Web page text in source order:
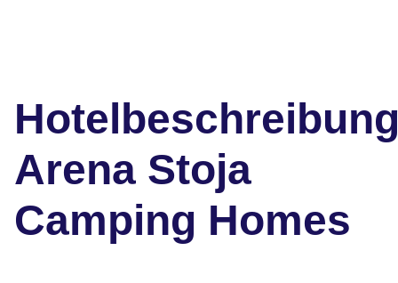
Arena Stoja
Camping Homes